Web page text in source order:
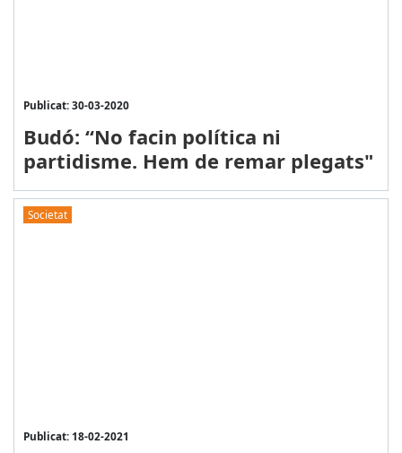
Publicat: 30-03-2020
Budó: “No facin política ni
partidisme. Hem de remar plegats"
Societat
Publicat: 18-02-2021